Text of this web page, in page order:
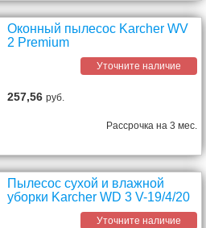
Оконный пылесос Karcher WV
2 Premium
Уточните наличие
257,56руб.
Рассрочка на 3 мес.
Пылесос сухой и влажной
уборки Karcher WD 3 V-19/4/20
Уточните наличие